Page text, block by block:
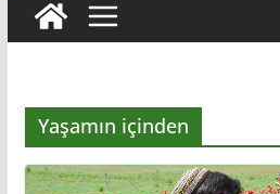
Yaşamın içinden